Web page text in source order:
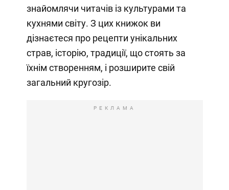
знайомлячи читачів із культурами та
кухнями світу. З цих книжок ви
дізнаєтеся про рецепти унікальних
страв, історію, традиції, що стоять за
їхнім створенням, і розширите свій
загальний кругозір.
РЕКЛАМА